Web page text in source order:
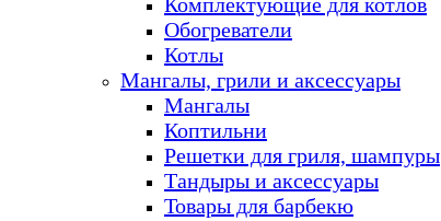
Обогреватели
Котлы
Мангалы, грили и аксессуары
Мангалы
Коптильни
Решетки для гриля, шампуры
Тандыры и аксессуары
Товары для барбекю